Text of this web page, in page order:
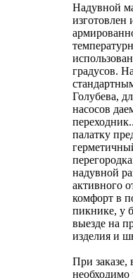
Надувной
изготовлен
градусов.
Голубева,
насосов
палатку
надувной
активного
комфорт в
пикнике, у
выезде на
изделия и
При заказе,
необходимо